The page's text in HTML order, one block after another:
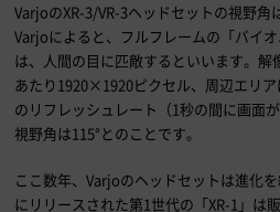
VarjoのXR-3/VR-3ヘッドセットの視野角
Varjoによると、フルフレームの「バイ
は、人間の目に匹敵するといいます。解
あたり1920×1920ピクセル、周辺エリ
のリフレッシュレート（1秒の間に画面
視野角は115°とのことです。
ここ数年、Varjoのヘッドセットは進化
にリリースされた第1世代の「XR-1」は